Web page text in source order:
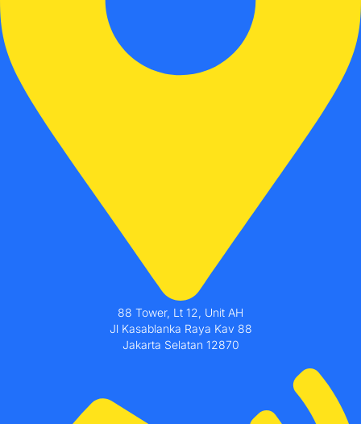
88 Tower, Lt 12, Unit AH
Jl Kasablanka Raya Kav 88
Jakarta Selatan 12870